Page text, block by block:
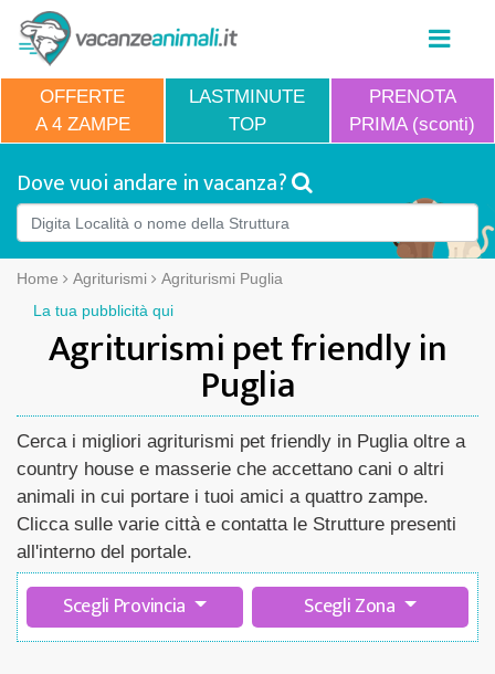
OFFERTE
A 4 ZAMPE
LASTMINUTE
TOP
PRENOTA
PRIMA (sconti)
Dove vuoi andare in vacanza?
Home Agriturismi
Agriturismi Puglia
La tua pubblicità qui
Agriturismi pet friendly in
Puglia
Cerca i migliori agriturismi pet friendly in Puglia oltre a
country house e masserie che accettano cani o altri
animali in cui portare i tuoi amici a quattro zampe.
Clicca sulle varie città e contatta le Strutture presenti
all'interno del portale.
Scegli Provincia Scegli Zona